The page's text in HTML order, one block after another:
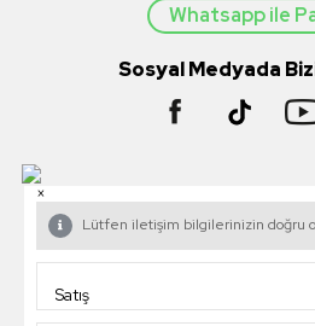
Whatsapp ile
Sosyal Medyada
×
Lütfen iletişim bilgilerinizin doğru